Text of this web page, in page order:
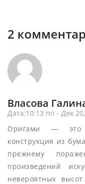
2
Власова
Дата:10:13 пп - Дек
Оригами — это
конструкция из
прежнему
произведений
невероятных